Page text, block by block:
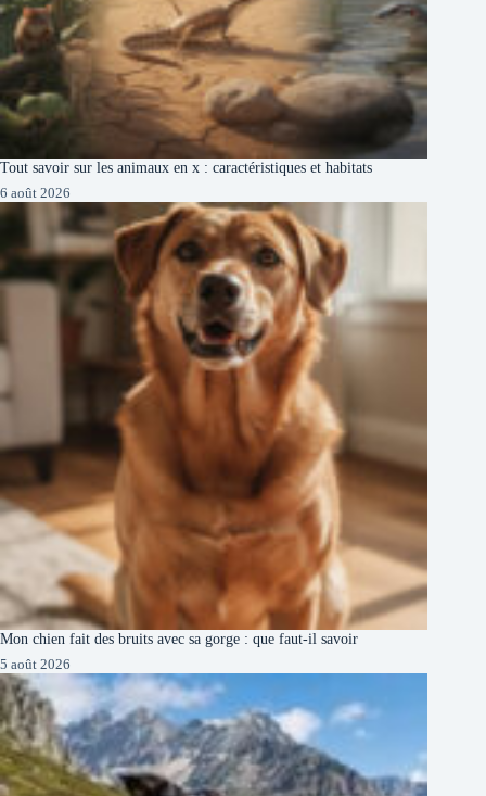
Tout savoir sur les animaux en x : caractéristiques et habitats
6 août 2026
Mon chien fait des bruits avec sa gorge : que faut-il savoir
5 août 2026